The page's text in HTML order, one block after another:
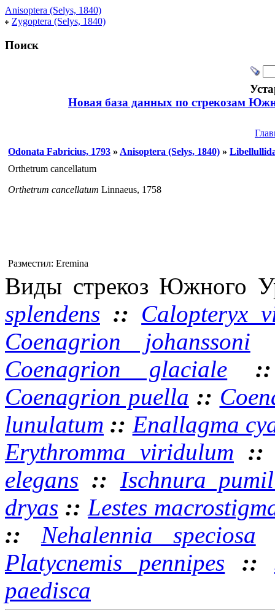
Anisoptera (Selys, 1840)
Zygoptera (Selys, 1840)
Поиск
Новая база данных по стрекозам
Odonata Fabricius, 1793 » Anisoptera (Selys, 1840) »
Orthetrum cancellatum
Orthetrum cancellatum Linnaeus, 1758
Разместил: Eremina
Виды стрекоз Южного
splendens :: Calopteryx
Coenagrion johanssoni
Coenagrion glaciale
Coenagrion puella ::
lunulatum :: Enallagma
Erythromma viridulum
elegans :: Ischnura
dryas ::Lestes
:: Nehalennia speciosa
Platycnemis pennipes ::
paedisca